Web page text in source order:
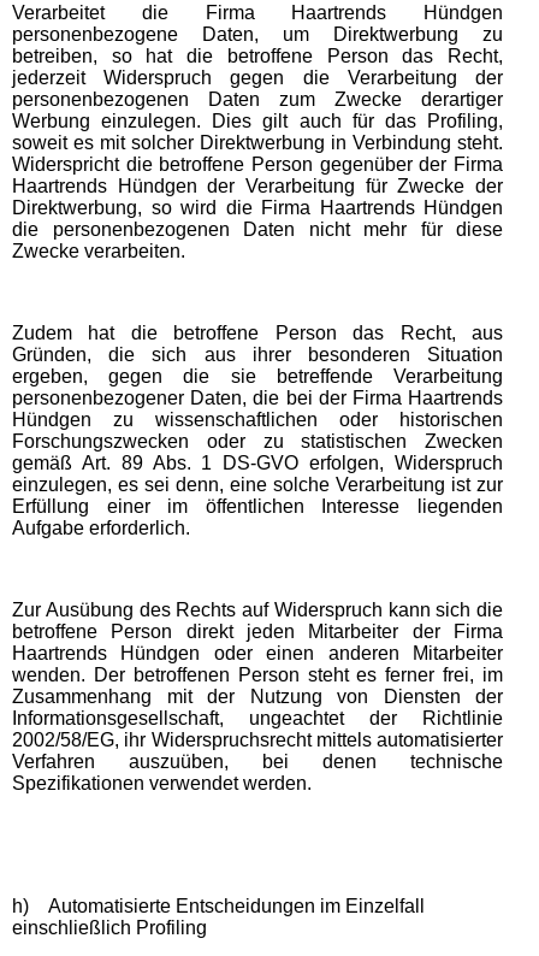
Verarbeitet die Firma Haartrends Hündgen
personenbezogene Daten, um Direktwerbung zu
betreiben, so hat die betroffene Person das Recht,
jederzeit Widerspruch gegen die Verarbeitung der
personenbezogenen Daten zum Zwecke derartiger
Werbung einzulegen. Dies gilt auch für das Profiling,
soweit es mit solcher Direktwerbung in Verbindung steht.
Widerspricht die betroffene Person gegenüber der Firma
Haartrends Hündgen der Verarbeitung für Zwecke der
Direktwerbung, so wird die Firma Haartrends Hündgen
die personenbezogenen Daten nicht mehr für diese
Zwecke verarbeiten.
Zudem hat die betroffene Person das Recht, aus
Gründen, die sich aus ihrer besonderen Situation
ergeben, gegen die sie betreffende Verarbeitung
personenbezogener Daten, die bei der Firma Haartrends
Hündgen zu wissenschaftlichen oder historischen
Forschungszwecken oder zu statistischen Zwecken
gemäß Art. 89 Abs. 1 DS-GVO erfolgen, Widerspruch
einzulegen, es sei denn, eine solche Verarbeitung ist zur
Erfüllung einer im öffentlichen Interesse liegenden
Aufgabe erforderlich.
Zur Ausübung des Rechts auf Widerspruch kann sich die
betroffene Person direkt jeden Mitarbeiter der Firma
Haartrends Hündgen oder einen anderen Mitarbeiter
wenden. Der betroffenen Person steht es ferner frei, im
Zusammenhang mit der Nutzung von Diensten der
Informationsgesellschaft, ungeachtet der Richtlinie
2002/58/EG, ihr Widerspruchsrecht mittels automatisierter
Verfahren auszuüben, bei denen technische
Spezifikationen verwendet werden.
h) Automatisierte Entscheidungen im Einzelfall
einschließlich Profiling